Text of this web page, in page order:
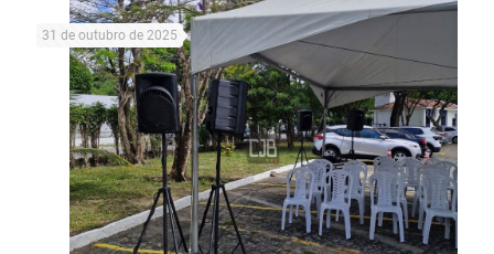
31 de outubro de 2025